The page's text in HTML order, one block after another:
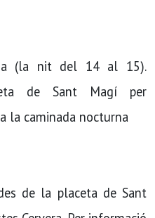
(la nit del 14 al 15).
de Sant Magí per
la caminada nocturna
de la placeta de Sant